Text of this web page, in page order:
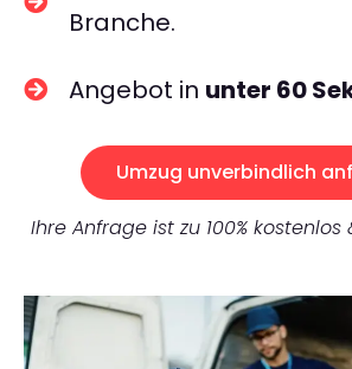
Branche.
Angebot in unter 60
Umzug unverbindlich
Ihre Anfrage ist zu 100%